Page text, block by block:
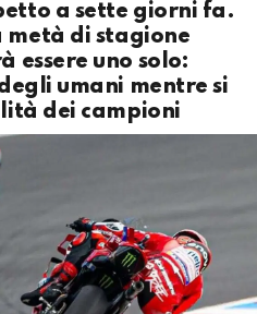
a sette giorni fa.
metà di stagione
essere uno solo:
umani mentre si
dei campioni